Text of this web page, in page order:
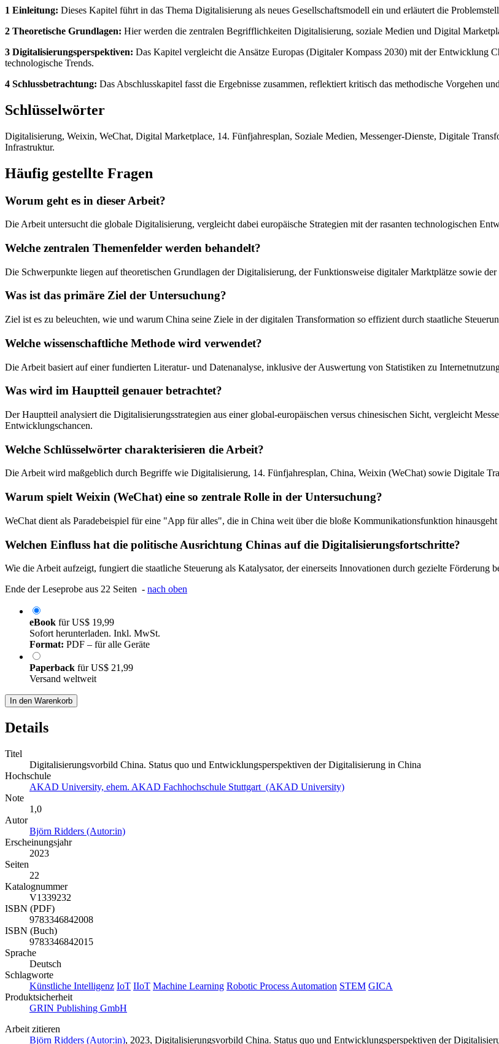
1 Einleitung: Dieses Kapitel führt in das Thema Digitalisierung als neues Gesellschaftsmodell ein und erläutert die
2 Theoretische Grundlagen: Hier werden die zentralen Begrifflichkeiten Digitalisierung, soziale Medien und Digital
3 Digitalisierungsperspektiven: Das Kapitel vergleicht die Ansätze Europas (Digitaler Kompass 2030) mit der Entwicklung
technologische Trends.
4 Schlussbetrachtung: Das Abschlusskapitel fasst die Ergebnisse zusammen, reflektiert kritisch das methodische Vorgehen
Schlüsselwörter
Digitalisierung, Weixin, WeChat, Digital Marketplace, 14. Fünfjahresplan, Soziale Medien, Messenger-Dienste, Digitale
Infrastruktur.
Häufig gestellte Fragen
Worum geht es in dieser Arbeit?
Die Arbeit untersucht die globale Digitalisierung, vergleicht dabei europäische Strategien mit der rasanten technologischen
Welche zentralen Themenfelder werden behandelt?
Die Schwerpunkte liegen auf theoretischen Grundlagen der Digitalisierung, der Funktionsweise digitaler Marktplätze sowie
Was ist das primäre Ziel der Untersuchung?
Ziel ist es zu beleuchten, wie und warum China seine Ziele in der digitalen Transformation so effizient durch staatliche
Welche wissenschaftliche Methode wird verwendet?
Die Arbeit basiert auf einer fundierten Literatur- und Datenanalyse, inklusive der Auswertung von Statistiken zu
Was wird im Hauptteil genauer betrachtet?
Der Hauptteil analysiert die Digitalisierungsstrategien aus einer global-europäischen versus chinesischen Sicht, vergleicht
Entwicklungschancen.
Welche Schlüsselwörter charakterisieren die Arbeit?
Die Arbeit wird maßgeblich durch Begriffe wie Digitalisierung, 14. Fünfjahresplan, China, Weixin (WeChat) sowie Digitale
Warum spielt Weixin (WeChat) eine so zentrale Rolle in der Untersuchung?
WeChat dient als Paradebeispiel für eine "App für alles", die in China weit über die bloße Kommunikationsfunktion
Welchen Einfluss hat die politische Ausrichtung Chinas auf die Digitalisierungsfortschritte?
Wie die Arbeit aufzeigt, fungiert die staatliche Steuerung als Katalysator, der einerseits Innovationen durch gezielte Förderung
Ende der Leseprobe aus 22 Seiten - nach oben
eBook fürUS$ 19,99
Sofort herunterladen. Inkl. MwSt.
Format: PDF – für alle Geräte
Paperback fürUS$ 21,99
Versand weltweit
In den Warenkorb
Details
Titel
Digitalisierungsvorbild China. Status quo und Entwicklungsperspektiven der Digitalisierung in China
Hochschule
AKAD University, ehem. AKAD Fachhochschule Stuttgart (AKAD University)
Note
1,0
Autor
Björn Ridders (Autor:in)
Erscheinungsjahr
2023
Seiten
22
Katalognummer
V1339232
ISBN (PDF)
9783346842008
ISBN (Buch)
9783346842015
Sprache
Deutsch
Schlagworte
Künstliche Intelligenz IoT IIoT Machine Learning Robotic Process Automation STEM GICA
Produktsicherheit
GRIN Publishing GmbH
Arbeit zitieren
Björn Ridders (Autor:in), 2023, Digitalisierungsvorbild China. Status quo und Entwicklungsperspektiven der